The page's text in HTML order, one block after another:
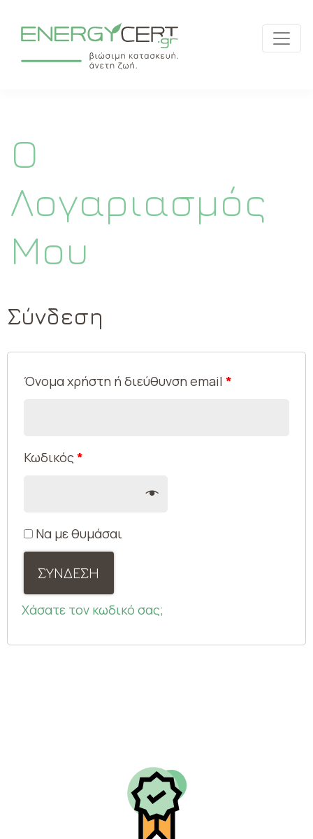
Ο
Λογαριασμός
Μου
Σύνδεση
Όνομα χρήστη ή διεύθυνση email *
Κωδικός*
Να με θυμάσαι
ΣΎΝΔΕΣΗ
Χάσατε τον κωδικό σας;